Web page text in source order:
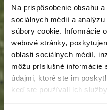
Na prispôsobenie obsahu
sociálnych médií a
súbory cookie. Informácie
webové stránky,
oblasti sociálnych médií,
môžu príslušné informácie
údajmi, ktoré ste im
keď ste používali ich
By submitting this
Ivanka
Smart
Ivanka